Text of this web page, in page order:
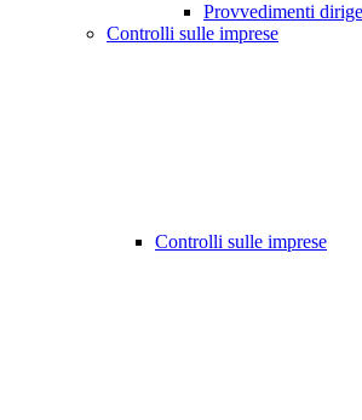
Provvedimenti
Controlli sulle imprese
Controlli sulle imprese